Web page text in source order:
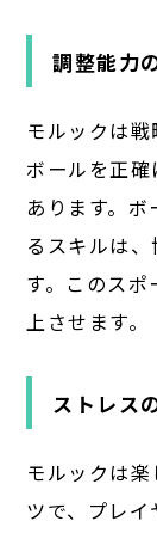
調整能力
モルックは
ボールを正
あります。
るスキルは
す。このス
上させます。
ストレス
モルックは
ツで、プレ